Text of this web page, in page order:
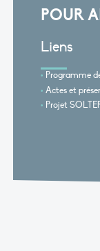
POUR
Liens
Programme
Actes et
Projet